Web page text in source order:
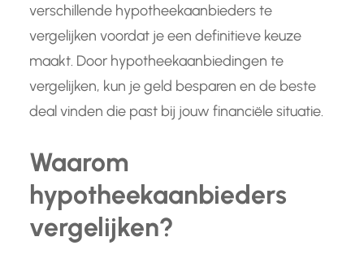
verschillende hypotheekaanbieders te
vergelijken voordat je een definitieve keuze
maakt. Door hypotheekaanbiedingen te
vergelijken, kun je geld besparen en de beste
deal vinden die past bij jouw financiële situatie.
Waarom
hypotheekaanbieders
vergelijken?